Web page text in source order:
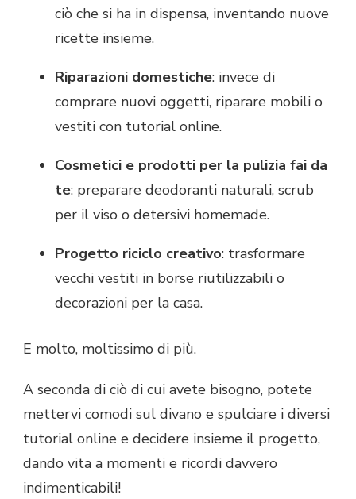
ciò che si ha in dispensa, inventando nuove
ricette insieme.
Riparazioni domestiche: invece di
comprare nuovi oggetti, riparare mobili o
vestiti con tutorial online.
Cosmetici e prodotti per la pulizia fai da
te: preparare deodoranti naturali, scrub
per il viso o detersivi homemade.
Progetto riciclo creativo: trasformare
vecchi vestiti in borse riutilizzabili o
decorazioni per la casa.
E molto, moltissimo di più.
A seconda di ciò di cui avete bisogno, potete
mettervi comodi sul divano e spulciare i diversi
tutorial online e decidere insieme il progetto,
dando vita a momenti e ricordi davvero
indimenticabili!